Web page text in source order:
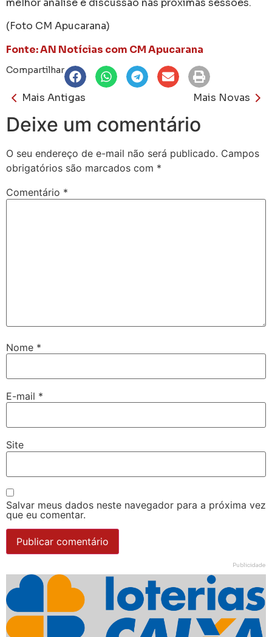
melhor análise e discussão nas próximas sessões.
(Foto CM Apucarana)
Fonte: AN Notícias com CM Apucarana
Compartilhar
Mais Antigas Mais Novas
Deixe um comentário
O seu endereço de e-mail não será publicado. Campos
obrigatórios são marcados com *
Comentário *
Nome *
E-mail *
Site
Salvar meus dados neste navegador para a próxima vez
que eu comentar.
Publicidade